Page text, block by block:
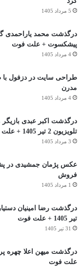
5 مرداد 1405
درگذشت محمد یاراحمدی
پیشکسوت + علت فوت
4 مرداد 1405
طراحی سایت در دزفول
مدرن
4 مرداد 1405
درگذشت اکبر عبدی
تلویزیون 2 تیر 1405 + علت فوت
3 مرداد 1405
عکس پژمان جمشیدی در
فروش
1 مرداد 1405
تیر 1405 + علت فوت
31 تیر 1405
درگذشت میهن اعلا چهره
علت فوت